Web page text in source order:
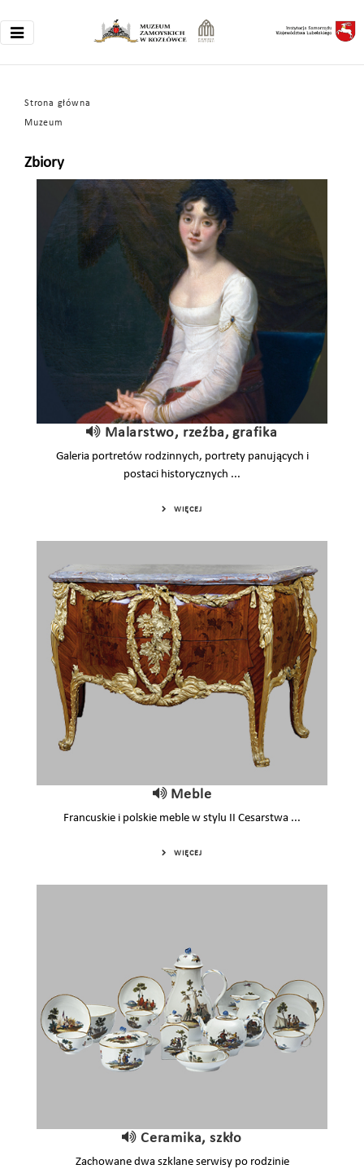
Strona główna
Muzeum
Zbiory
Malarstwo, rzeźba, grafika
Galeria portretów rodzinnych, portrety panujących i
postaci historycznych ...
WIĘCEJ
Meble
Francuskie i polskie meble w stylu II Cesarstwa ...
WIĘCEJ
Ceramika, szkło
Zachowane dwa szklane serwisy po rodzinie